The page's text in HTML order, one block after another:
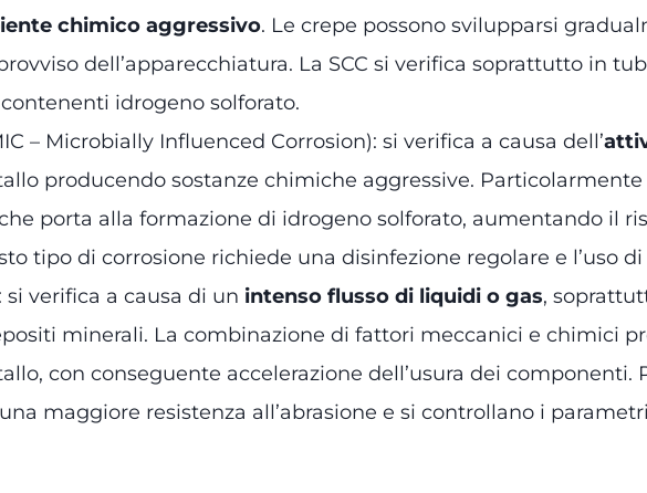
chimico aggressivo. Le crepe possono svilupparsi
dell’apparecchiatura. La SCC si verifica soprattutto in
idrogeno solforato.
– Microbially Influenced Corrosion): si verifica a causa dell’
producendo sostanze chimiche aggressive.
porta alla formazione di idrogeno solforato, aumentando il
tipo di corrosione richiede una disinfezione regolare e l’uso
si verifica a causa di un intenso flusso di liquidi o gas,
minerali. La combinazione di fattori meccanici e chimici
con conseguente accelerazione dell’usura dei componenti.
maggiore resistenza all’abrasione e si controllano i